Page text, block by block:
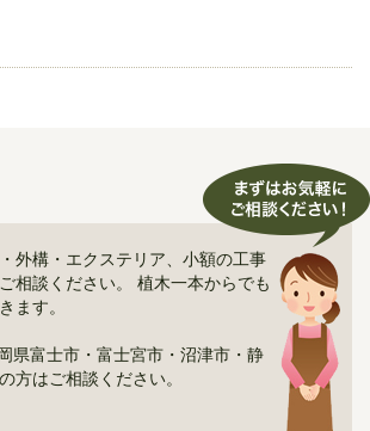
外構・エクステリア、小額の工事
相談ください。 植木一本からでも
ます。
県富士市・富士宮市・沼津市・静
方はご相談ください。